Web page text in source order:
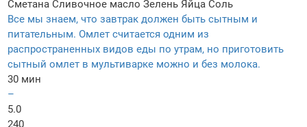
Сметана Сливочное масло Зелень Яйца Соль
Все мы знаем, что завтрак должен быть сытным и
питательным. Омлет считается одним из
распространенных видов еды по утрам, но приготовить
сытный омлет в мультиварке можно и без молока.
30 мин
–
5.0
240